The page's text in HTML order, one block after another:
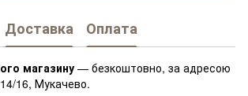
Доставка Оплата
магазину — безкоштовно, за адресою
16, Мукачево.